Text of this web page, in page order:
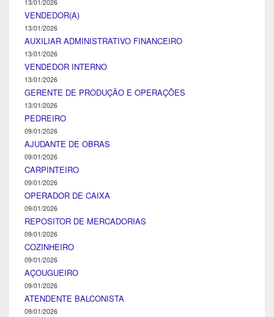
13/01/2026
VENDEDOR(A)
13/01/2026
AUXILIAR ADMINISTRATIVO FINANCEIRO
13/01/2026
VENDEDOR INTERNO
13/01/2026
GERENTE DE PRODUÇÃO E OPERAÇÕES
13/01/2026
PEDREIRO
09/01/2026
AJUDANTE DE OBRAS
09/01/2026
CARPINTEIRO
09/01/2026
OPERADOR DE CAIXA
09/01/2026
REPOSITOR DE MERCADORIAS
09/01/2026
COZINHEIRO
09/01/2026
AÇOUGUEIRO
09/01/2026
ATENDENTE BALCONISTA
09/01/2026